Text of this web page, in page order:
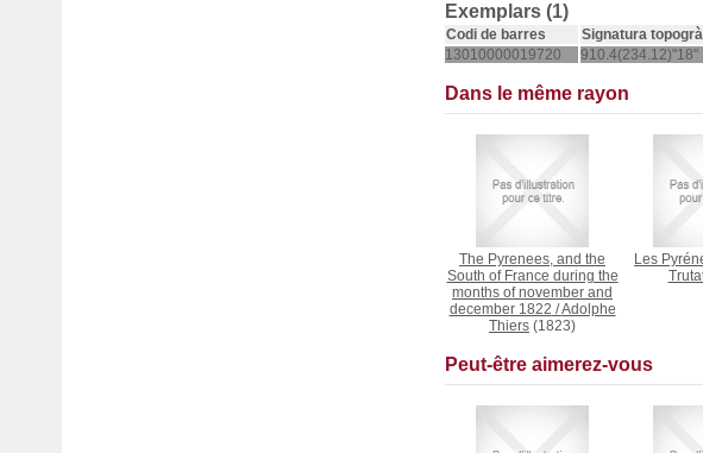
Exemplars (1)
Codi de barres Signatura
13010000019720
910.4(234.12)"18"
Dans le même rayon
The Pyrenees, and the
South of France during the
months of november and
december 1822 /Adolphe
Thiers (1823)
Les
Peut-être aimerez-vous